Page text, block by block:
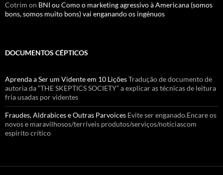
Cotrim on BNI ou Como o marketing agressivo à Americana (somos
bons, somos muito bons) vai enganando os ingénuos
DOCUMENTOS CÉPTICOS
Aprenda a Ser um Vidente em 10 LiçõesTradução de documento de
autoria da “THE SKEPTICS SOCIETY” a explicar as técnicas de leitura
fria usadas por videntes
Fraudes, Aldrabices e Outras Parvoices Evite ser enganado.Encare os
novos e maravilhosos/terríveis produtos/serviços/notíciascom
espírito crítico